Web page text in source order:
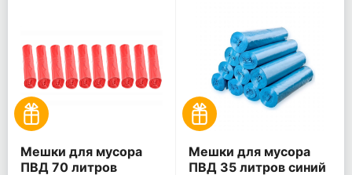
Мешки для мусора
ПВД 70 литров
Мешки для мусора
ПВД 35 литров синий